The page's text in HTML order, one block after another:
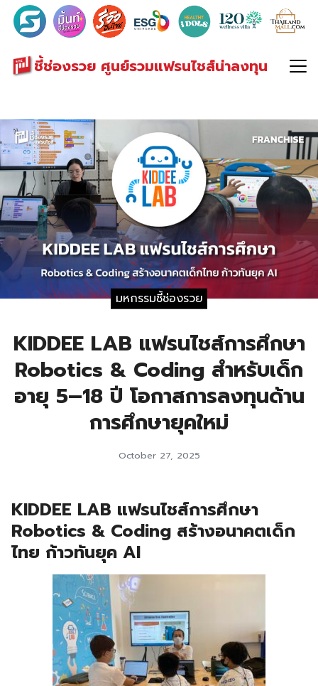
ชี้ช่องรวย ศูนย์รวมแฟรนไชส์น่าลงทุน
Search
for:
มหกรรมชี้ช่องรวย
KIDDEE LAB แฟรนไชส์การศึกษา
Robotics & Coding สำหรับเด็ก
อายุ 5–18 ปี โอกาสการลงทุนด้าน
การศึกษายุคใหม่
October 27, 2025
KIDDEE LAB แฟรนไชส์การศึกษา
Robotics & Coding สร้างอนาคตเด็ก
ไทย ก้าวทันยุค AI